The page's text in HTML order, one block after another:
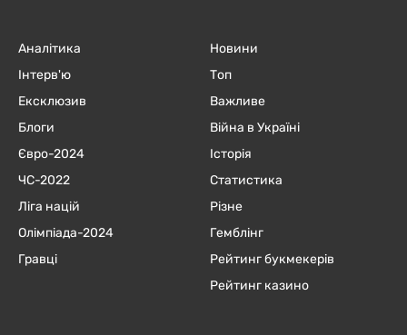
Аналітика
Інтерв'ю
Ексклюзив
Блоги
Євро-2024
ЧC-2022
Ліга націй
Олімпіада-2024
Гравці
Новини
Топ
Важливе
Війна в Україні
Історія
Статистика
Різне
Гемблінг
Рейтинг букмекерів
Рейтинг казино